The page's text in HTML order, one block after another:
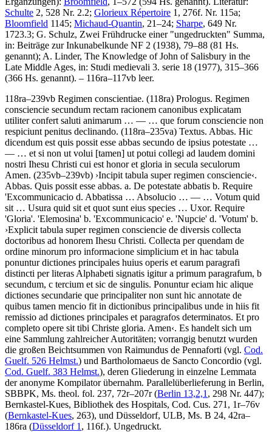
Schulte 2, 528 Nr. 2.2; Glorieux Répertoire 1, 276f. Nr. 115a;
Bloomfield 1145; Michaud-Quantin, 21–24; Sharpe, 649 Nr.
1723.3; G. Schulz, Zwei Frühdrucke einer "ungedruckten" Summa,
in: Beiträge zur Inkunabelkunde NF 2 (1938), 79–88 (81 Hs.
genannt); A. Linder, The Knowledge of John of Salisbury in the
Late Middle Ages, in: Studi medievali 3. serie 18 (1977), 315–366
(366 Hs. genannt). – 116ra–117vb leer.
118ra–239vb Regimen conscientiae. (118ra) Prologus. Regimen
consciencie secundum rectam racionem canonibus explicatam
utiliter confert saluti animarum … — … que forum consciencie non
respiciunt penitus declinando. (118ra–235va) Textus. Abbas. Hic
dicendum est quis possit esse abbas secundo de ipsius potestate …
— … et si non ut volui [tamen] ut potui collegi ad laudem domini
nostri Ihesu Christi cui est honor et gloria in secula seculorum
Amen. (235vb–239vb) ›Incipit tabula super regimen consciencie‹.
Abbas. Quis possit esse abbas. a. De potestate abbatis b. Require
'Excommunicacio d. Abbatissa … Absolucio … — … Votum quid
sit … Usura quid sit et quot sunt eius species … Uxor. Require
'Gloria'. 'Elemosina' b. 'Excommunicacio' e. 'Nupcie' d. 'Votum' b.
›Explicit tabula super regimen consciencie de diversis collecta
doctoribus ad honorem Ihesu Christi. Collecta per quendam de
ordine minorum pro informacione simplicium et in hac tabula
ponuntur dictiones principales huius operis et earum paragrafi
distincti per literas Alphabeti signatis igitur a primum paragrafum, b
secundum, c tercium et sic de singulis. Ponuntur eciam hic alique
dictiones secundarie que principaliter non sunt hic annotate de
quibus tamen mencio fit in dictionibus principalibus unde in hiis fit
remissio ad dictiones principales et paragrafos determinatos. Et pro
completo opere sit tibi Christe gloria. Amen‹. Es handelt sich um
eine Sammlung zahlreicher Autoritäten; vorrangig benutzt wurden
die großen Beichtsummen von Raimundus de Pennaforti (vgl. Cod.
Guelf. 526 Helmst.) und Bartholomaeus de Sancto Concordio (vgl.
Cod. Guelf. 383 Helmst.), deren Gliederung in einzelne Lemmata
der anonyme Kompilator übernahm. Parallelüberlieferung in Berlin,
SBBPK, Ms. theol. fol. 237, 72r–207r (Berlin 13,2,1 , 298 Nr. 447);
Bernkastel-Kues, Bibliothek des Hospitals, Cod. Cus. 271, 1r–76v
(Bernkastel-Kues, 263), und Düsseldorf, ULB, Ms. B 24, 42ra–
186ra (Düsseldorf 1 , 116f.). Ungedruckt.